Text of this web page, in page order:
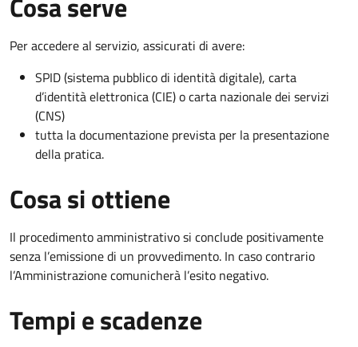
Per accedere al servizio, assicurati di avere:
SPID (sistema pubblico di identità digitale), carta
d’identità elettronica (CIE) o carta nazionale dei servizi
(CNS)
tutta la documentazione prevista per la presentazione
della pratica.
Cosa si ottiene
Il procedimento amministrativo si conclude positivamente
senza l’emissione di un provvedimento. In caso contrario
l’Amministrazione comunicherà l’esito negativo.
Tempi e scadenze